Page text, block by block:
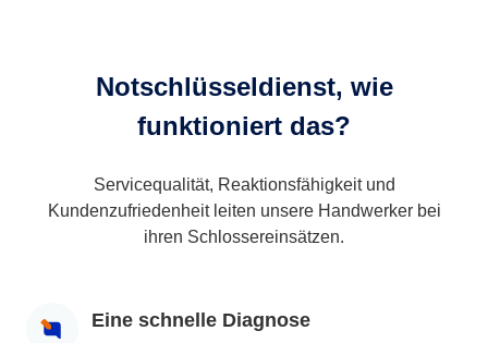
Notschlüsseldienst, wie
funktioniert das?
Servicequalität, Reaktionsfähigkeit und
Kundenzufriedenheit leiten unsere Handwerker bei
ihren Schlossereinsätzen.
Eine schnelle Diagnose